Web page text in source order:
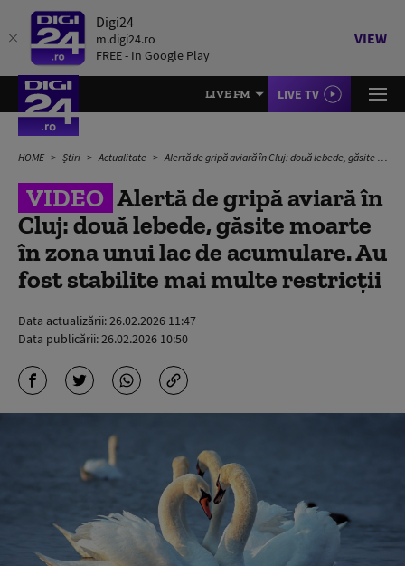
Digi24
m.digi24.ro
FREE - In Google Play
VIEW
LIVE FM LIVE TV
HOME Știri Actualitate Alertă de gripă aviară în Cluj: două lebede, găsite moarte în zona unui lac de acumulare. Au fost stabilite mai multe restricții
VIDEO Alertă de gripă aviară în
Cluj: două lebede, găsite moarte
în zona unui lac de acumulare. Au
fost stabilite mai multe restricții
Data actualizării:26.02.2026 11:47
Data publicării:26.02.2026 10:50